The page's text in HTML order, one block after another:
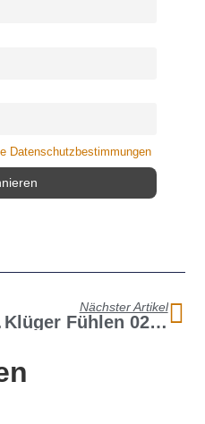
Datenschutzbestimmungen
Nächster Artikel
Klüger Fühlen 02 – Eine Neue Ordnung Der Gefühle